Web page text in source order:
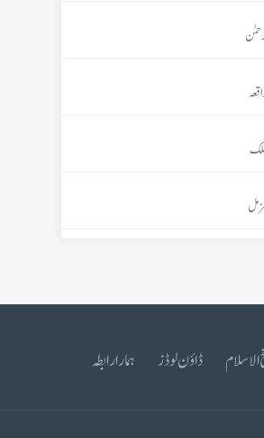
الاسلام ڈاؤن لوڈز ہمارا رابطہ